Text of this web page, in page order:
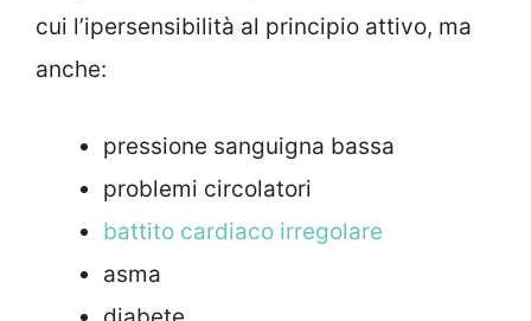
cui l’ipersensibilità al principio attivo, ma
anche:
pressione sanguigna bassa
problemi circolatori
battito cardiaco irregolare
asma